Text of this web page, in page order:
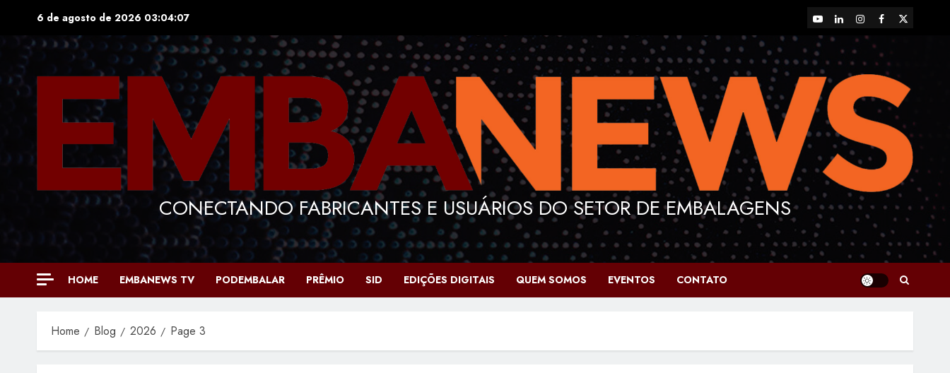
content
6 de agosto de 2026 03:04:08 YouTubeLinkedInInstagram
Facebook
X
CONECTANDO FABRICANTES E USUÁRIOS DO SETOR DE EMBALAGENS
HOME EMBANEWS TV PODEMBALAR PRÊMIO SID EDIÇÕES DIGITAIS QUEM SOMOS EVENTOS CONTATO
Home Blog 2026 Page 3